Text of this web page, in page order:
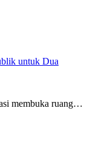
untuk Dua
membuka ruang…